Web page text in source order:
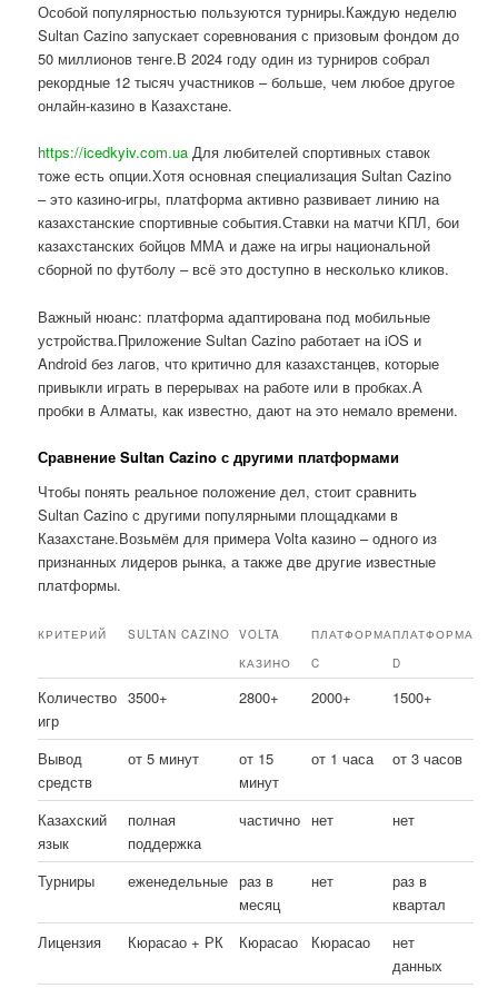
Особой популярностью пользуются турниры.Каждую неделю
Sultan Cazino запускает соревнования с призовым фондом до
50 миллионов тенге.В 2024 году один из турниров собрал
рекордные 12 тысяч участников – больше, чем любое другое
онлайн-казино в Казахстане.
https://icedkyiv.com.ua Для любителей спортивных ставок
тоже есть опции.Хотя основная специализация Sultan Cazino
– это казино-игры, платформа активно развивает линию на
казахстанские спортивные события.Ставки на матчи КПЛ, бои
казахстанских бойцов ММА и даже на игры национальной
сборной по футболу – всё это доступно в несколько кликов.
Важный нюанс: платформа адаптирована под мобильные
устройства.Приложение Sultan Cazino работает на iOS и
Android без лагов, что критично для казахстанцев, которые
привыкли играть в перерывах на работе или в пробках.А
пробки в Алматы, как известно, дают на это немало времени.
Сравнение Sultan Cazino с другими платформами
Чтобы понять реальное положение дел, стоит сравнить
Sultan Cazino с другими популярными площадками в
Казахстане.Возьмём для примера Volta казино – одного из
признанных лидеров рынка, а также две другие известные
платформы.
КРИТЕРИЙ SULTAN CAZINO
VOLTA
КАЗИНО
ПЛАТФОРМА
C
ПЛАТФОРМА
D
Количество
игр
3500+ 2800+ 2000+ 1500+
Вывод
средств
от 5 минут
от 15
минут
от 1 часа от 3 часов
Казахский
язык
полная
поддержка
частично нет нет
Турниры еженедельные раз в
месяц
нет
раз в
квартал
Лицензия
Кюрасао + РК Кюрасао Кюрасао
нет
данных